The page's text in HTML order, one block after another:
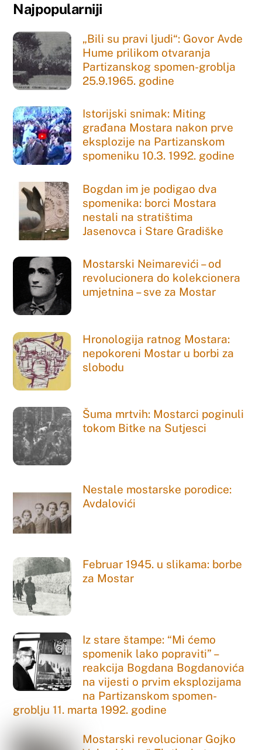
Najpopularniji
„Bili su pravi ljudi“: Govor Avde
Hume prilikom otvaranja
Partizanskog spomen-groblja
25.9.1965. godine
Istorijski snimak: Miting
građana Mostara nakon prve
eksplozije na Partizanskom
spomeniku 10.3. 1992. godine
Bogdan im je podigao dva
spomenika: borci Mostara
nestali na stratištima
Jasenovca i Stare Gradiške
Mostarski Neimarevići – od
revolucionera do kolekcionera
umjetnina – sve za Mostar
Hronologija ratnog Mostara:
nepokoreni Mostar u borbi za
slobodu
Šuma mrtvih: Mostarci poginuli
tokom Bitke na Sutjesci
Nestale mostarske porodice:
Avdalovići
Februar 1945. u slikama: borbe
za Mostar
Iz stare štampe: “Mi ćemo
spomenik lako popraviti” –
reakcija Bogdana Bogdanovića
na vijesti o prvim eksplozijama
na Partizanskom spomen-
groblju 11. marta 1992. godine
Mostarski revolucionar Gojko